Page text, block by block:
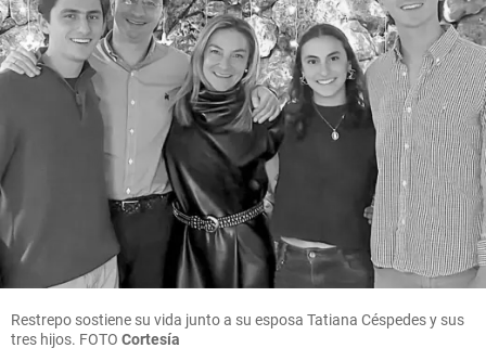
Restrepo sostiene su vida junto a su esposa Tatiana Céspedes y sus
tres hijos. FOTO Cortesía